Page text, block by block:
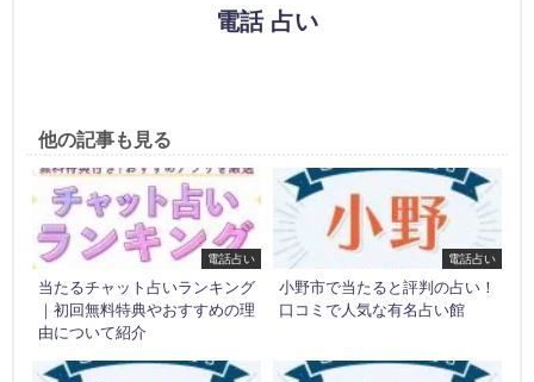
電話 占い
他の記事も見る
電話占い
当たるチャット占いランキング
｜初回無料特典やおすすめの理
由について紹介
電話占い
小野市で当たると評判の占い！
口コミで人気な有名占い館